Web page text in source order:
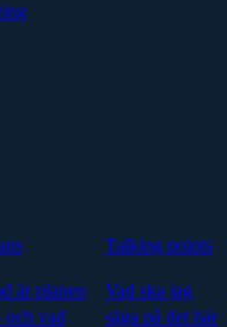
är planen
vad
Talking points
Vad ska jag
säga på det här